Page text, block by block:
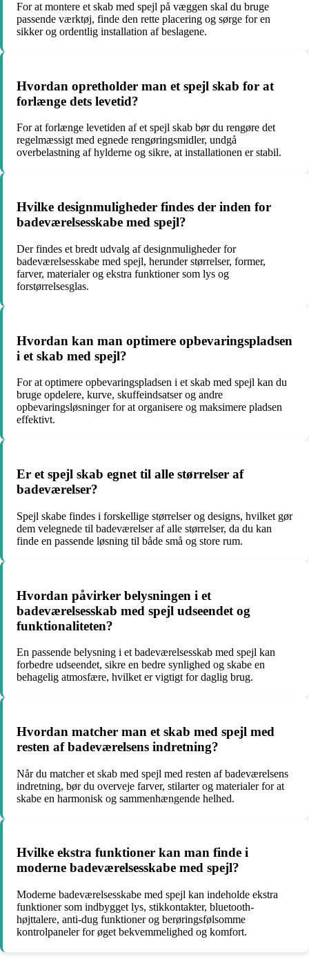
For at montere et skab med spejl på væggen skal du bruge
passende værktøj, finde den rette placering og sørge for en
sikker og ordentlig installation af beslagene.
Hvordan opretholder man et spejl skab for at
forlænge dets levetid?
For at forlænge levetiden af et spejl skab bør du rengøre det
regelmæssigt med egnede rengøringsmidler, undgå
overbelastning af hylderne og sikre, at installationen er stabil.
Hvilke designmuligheder findes der inden for
badeværelsesskabe med spejl?
Der findes et bredt udvalg af designmuligheder for
badeværelsesskabe med spejl, herunder størrelser, former,
farver, materialer og ekstra funktioner som lys og
forstørrelsesglas.
Hvordan kan man optimere opbevaringspladsen
i et skab med spejl?
For at optimere opbevaringspladsen i et skab med spejl kan du
bruge opdelere, kurve, skuffeindsatser og andre
opbevaringsløsninger for at organisere og maksimere pladsen
effektivt.
Er et spejl skab egnet til alle størrelser af
badeværelser?
Spejl skabe findes i forskellige størrelser og designs, hvilket gør
dem velegnede til badeværelser af alle størrelser, da du kan
finde en passende løsning til både små og store rum.
Hvordan påvirker belysningen i et
badeværelsesskab med spejl udseendet og
funktionaliteten?
En passende belysning i et badeværelsesskab med spejl kan
forbedre udseendet, sikre en bedre synlighed og skabe en
behagelig atmosfære, hvilket er vigtigt for daglig brug.
Hvordan matcher man et skab med spejl med
resten af badeværelsens indretning?
Når du matcher et skab med spejl med resten af badeværelsens
indretning, bør du overveje farver, stilarter og materialer for at
skabe en harmonisk og sammenhængende helhed.
Hvilke ekstra funktioner kan man finde i
moderne badeværelsesskabe med spejl?
Moderne badeværelsesskabe med spejl kan indeholde ekstra
funktioner som indbygget lys, stikkontakter, bluetooth-
højttalere, anti-dug funktioner og berøringsfølsomme
kontrolpaneler for øget bekvemmelighed og komfort.